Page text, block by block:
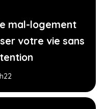
mal-logement
votre vie sans